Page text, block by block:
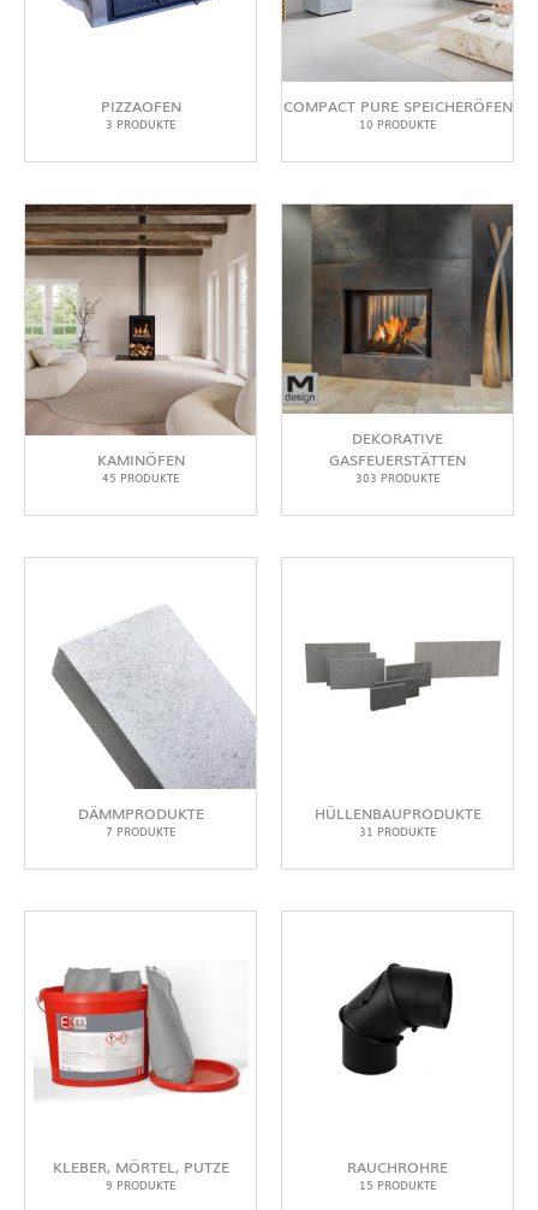
PIZZAOFEN
3 PRODUKTE
COMPACT PURE SPEICHERÖFEN
10 PRODUKTE
KAMINÖFEN
45 PRODUKTE
DEKORATIVE
GASFEUERSTÄTTEN
303 PRODUKTE
DÄMMPRODUKTE
7 PRODUKTE
HÜLLENBAUPRODUKTE
31 PRODUKTE
KLEBER, MÖRTEL, PUTZE
9 PRODUKTE
RAUCHROHRE
15 PRODUKTE